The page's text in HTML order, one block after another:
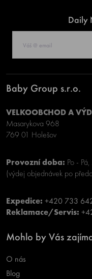
Daily
Baby Group s.r.o.
VELKOOBCHOD A
Masarykova 968
769 01 Holešov
Provozní doba: Po -
(výdej objednávek po
Expedice: +420 733
Reklamace/Servis:
Mohlo by Vás
O nás
Blog